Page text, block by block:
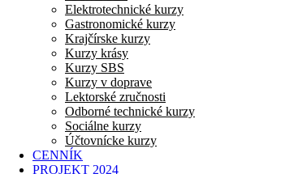
Elektrotechnické kurzy
Gastronomické kurzy
Krajčírske kurzy
Kurzy krásy
Kurzy SBS
Kurzy v doprave
Lektorské zručnosti
Odborné technické kurzy
Sociálne kurzy
Účtovnícke kurzy
CENNÍK
PROJEKT 2024